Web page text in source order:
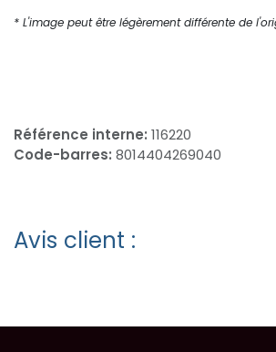
* L'image peut être légèrement différente de
Référence interne: 116220
Code-barres: 8014404269040
Avis client :